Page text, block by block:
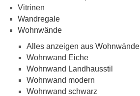
Vitrinen
Wandregale
Wohnwände
Alles anzeigen aus Wohnwände
Wohnwand Eiche
Wohnwand Landhausstil
Wohnwand modern
Wohnwand schwarz